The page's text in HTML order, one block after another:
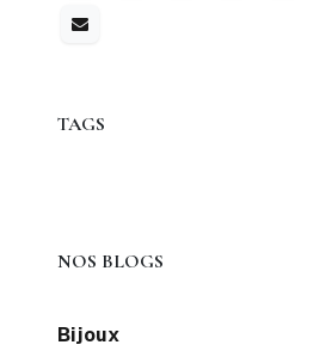
TAGS
NOS BLOGS
Bijoux